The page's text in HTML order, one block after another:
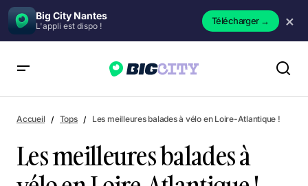
Big City Nantes
L'appli est dispo ! Télécharger→ ×
Accueil Tops Les meilleures balades à vélo en Loire-Atlantique !
Les meilleures balades à